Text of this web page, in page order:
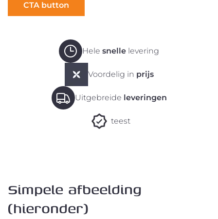
CTA button
Hele snelle levering
Voordelig in prijs
Uitgebreide leveringen
teest
Simpele afbeelding
(hieronder)